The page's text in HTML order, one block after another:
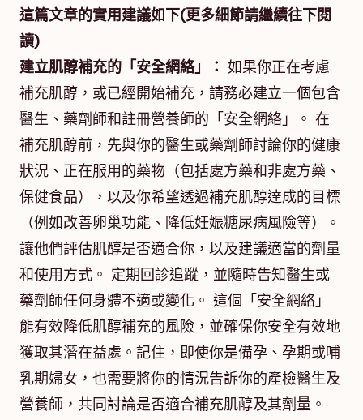
這篇文章的實用建議如下(更多細節請繼續往下閱
讀)
建立肌醇補充的「安全網絡」： 如果你正在考慮
補充肌醇，或已經開始補充，請務必建立一個包含
醫生、藥劑師和註冊營養師的「安全網絡」。 在
補充肌醇前，先與你的醫生或藥劑師討論你的健康
狀況、正在服用的藥物（包括處方藥和非處方藥、
保健食品），以及你希望透過補充肌醇達成的目標
（例如改善卵巢功能、降低妊娠糖尿病風險等）。
讓他們評估肌醇是否適合你，以及建議適當的劑量
和使用方式。 定期回診追蹤，並隨時告知醫生或
藥劑師任何身體不適或變化。 這個「安全網絡」
能有效降低肌醇補充的風險，並確保你安全有效地
獲取其潛在益處。記住，即使你是備孕、孕期或哺
乳期婦女，也需要將你的情況告訴你的產檢醫生及
營養師，共同討論是否適合補充肌醇及其劑量。